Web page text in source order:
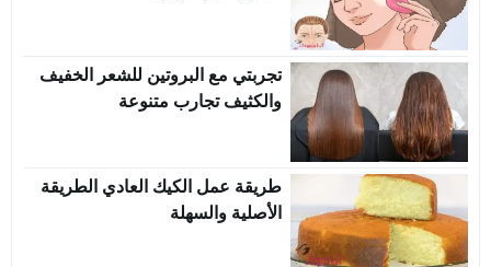
تجربتي مع البروتين للشعر الخفيف
والكثيف تجارب متنوعة
طريقة عمل الكيك العادي الطريقة
الأصلية والسهلة